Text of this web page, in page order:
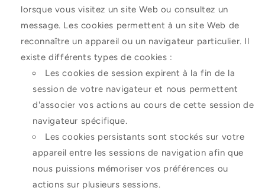
lorsque vous visitez un site Web ou consultez un
message. Les cookies permettent à un site Web de
reconnaître un appareil ou un navigateur particulier. Il
existe différents types de cookies :
Les cookies de session expirent à la fin de la
session de votre navigateur et nous permettent
d'associer vos actions au cours de cette session de
navigateur spécifique.
Les cookies persistants sont stockés sur votre
appareil entre les sessions de navigation afin que
nous puissions mémoriser vos préférences ou
actions sur plusieurs sessions.